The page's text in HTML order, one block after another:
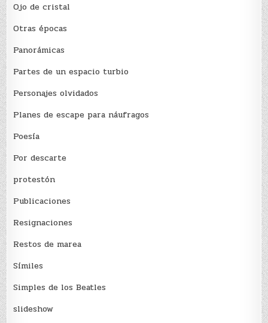
Ojo de cristal
Otras épocas
Panorámicas
Partes de un espacio turbio
Personajes olvidados
Planes de escape para náufragos
Poesía
Por descarte
protestón
Publicaciones
Resignaciones
Restos de marea
Sí­miles
Simples de los Beatles
slideshow